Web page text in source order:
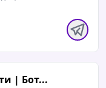
| Бот...